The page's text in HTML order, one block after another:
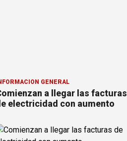
GENERAL
a llegar las facturas
electricidad con aumento